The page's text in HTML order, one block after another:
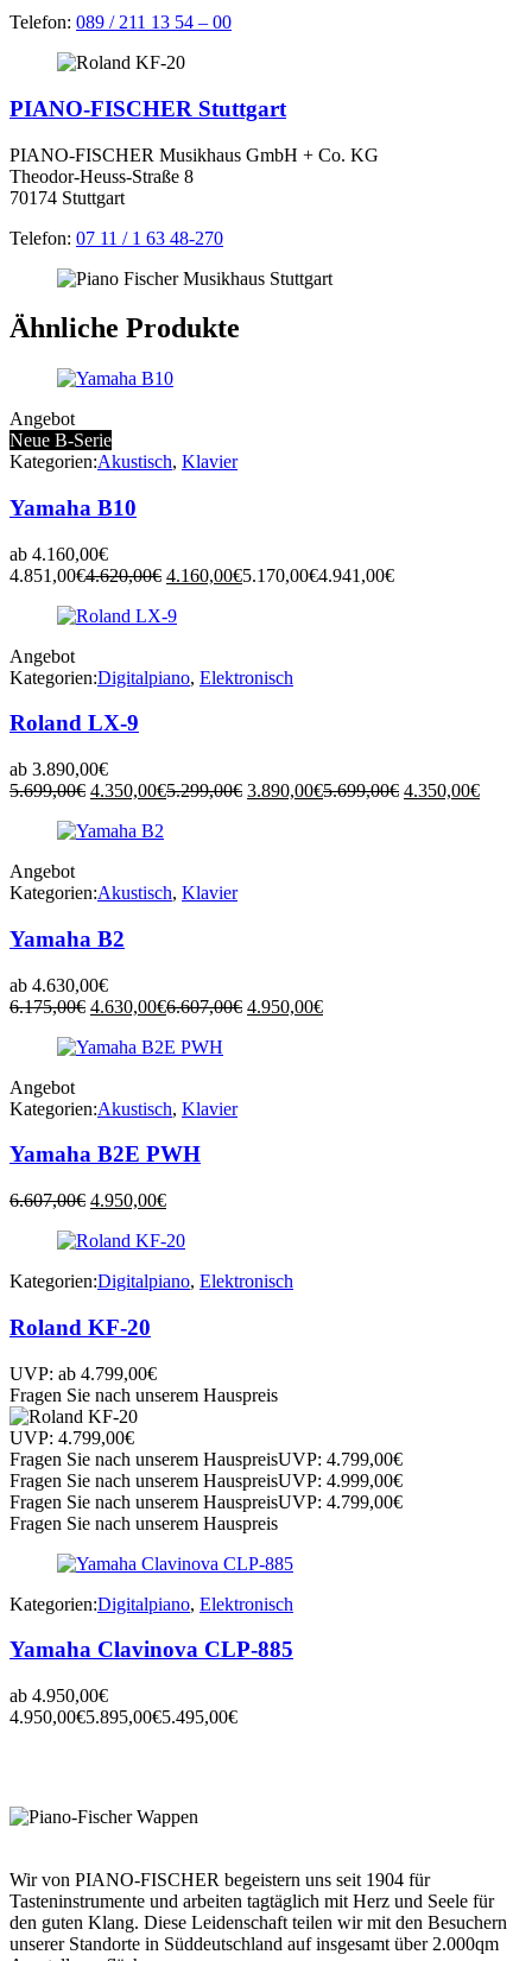
Telefon: 089 / 211 13 54 – 00
PIANO-FISCHER Stuttgart
PIANO-FISCHER Musikhaus GmbH + Co. KG
Theodor-Heuss-Straße 8
70174 Stuttgart
Telefon: 07 11 / 1 63 48-270
Ähnliche Produkte
Angebot
Neue B-Serie
Kategorien:Akustisch, Klavier
Yamaha B10
ab 4.160,00€
4.851,00€4.620,00€ Ursprünglicher
war:
4.160,00€Aktueller
5.170,00€4.941,00€
Angebot
Kategorien:Digitalpiano, Elektronisch
Roland LX-9
ab 3.890,00€
5.699,00€ Ursprünglicher
war:
4.350,00€Aktueller
5.299,00€ Ursprünglicher
3.890,00€Aktueller
5.699,00€ Ursprünglicher
4.350,00€
Angebot
Kategorien:Akustisch, Klavier
Yamaha B2
ab 4.630,00€
6.175,00€ Ursprünglicher
war:
4.630,00€Aktueller
ist:
6.607,00€ Ursprünglicher
4.950,00€Aktueller
Angebot
Kategorien:Akustisch, Klavier
Yamaha B2E PWH
6.607,00€ Ursprünglicher
war:
4.950,00€Aktueller
ist:
Kategorien:Digitalpiano, Elektronisch
Roland KF-20
UVP: ab 4.799,00€
Fragen Sie nach unserem Hauspreis
UVP: 4.799,00€
Fragen Sie nach unserem HauspreisUVP: 4.799,00€
Fragen Sie nach unserem HauspreisUVP: 4.999,00€
Fragen Sie nach unserem HauspreisUVP: 4.799,00€
Fragen Sie nach unserem Hauspreis
Kategorien:Digitalpiano, Elektronisch
Yamaha Clavinova CLP-885
ab 4.950,00€
4.950,00€5.895,00€5.495,00€
Wir von PIANO-FISCHER begeistern uns seit 1904 für
Tasteninstrumente und arbeiten tagtäglich mit Herz und Seele für
den guten Klang. Diese Leidenschaft teilen wir mit den Besuchern
unserer Standorte in Süddeutschland auf insgesamt über 2.000qm